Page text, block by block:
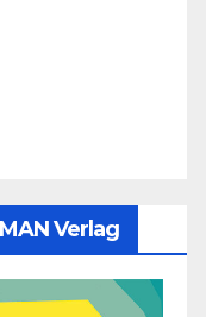
Verlag